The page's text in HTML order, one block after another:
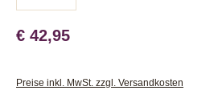
€ 42,95
Preise inkl. MwSt. zzgl. Versandkosten